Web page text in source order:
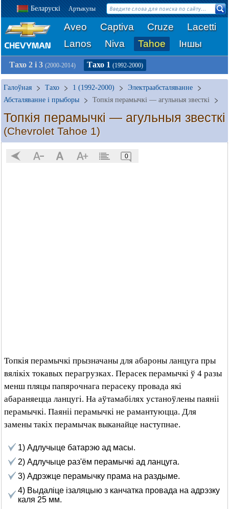
Беларускі Артыкулы
Aveo Captiva Cruze
Lacetti
Lanos
Niva Tahoe Іншы
Тахо 2 і 3 (2000-2014) Тахо 1 (1992-2000)
Галоўная Тахо 1 (1992-2000)
Электраабсталяванне
Абсталяванне і прыборы
Топкія перамычкі — агульныя звесткі
Топкія перамычкі — агульныя звесткі
(Chevrolet Tahoe 1)
0
Топкія перамычкі прызначаны для абароны ланцуга пры
вялікіх токавых перагрузках. Перасек перамычкі ў 4 разы
менш пляцы папярочнага перасеку провада які
абараняецца ланцугі. На аўтамабілях устаноўлены паяніі
перамычкі. Паяніі перамычкі не рамантуюцца. Для
замены такіх перамычак выканайце наступнае.
1) Адлучыце батарэю ад масы.
2) Адлучыце раз'ём перамычкі ад ланцуга.
3) Адрэжце перамычку прама на раздыме.
4) Выдаліце ізаляцыю з канчатка провада на адрэзку
каля 25 мм.